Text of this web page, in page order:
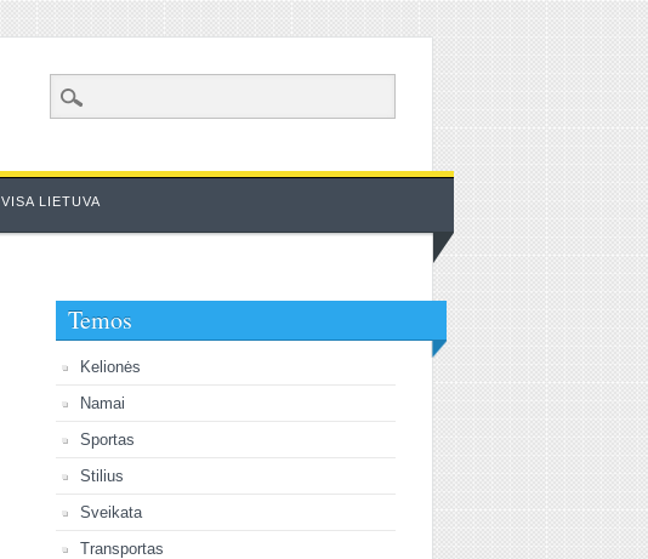
VISA LIETUVA
Temos
Kelionės
Namai
Sportas
Stilius
Sveikata
Transportas